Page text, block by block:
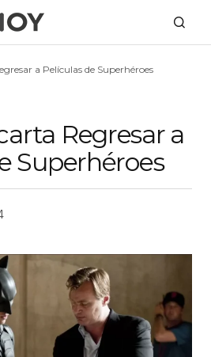
a Películas de Superhéroes
Regresar a
Superhéroes